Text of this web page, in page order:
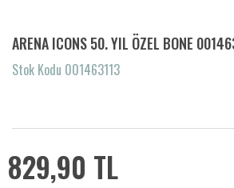
ARENA ICONS 50. YIL ÖZEL BONE
Stok Kodu 001463113
829,90 TL